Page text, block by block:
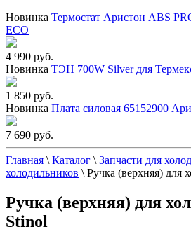
Новинка Термостат Аристон ABS
ECO
4 990 руб.
Новинка ТЭН 700W Silver для
1 850 руб.
Новинка Плата силовая 65152900
7 690 руб.
Главная \ Каталог \ Запчасти для
холодильников \ Ручка (верхняя) для
Ручка (верхняя) для
Stinol